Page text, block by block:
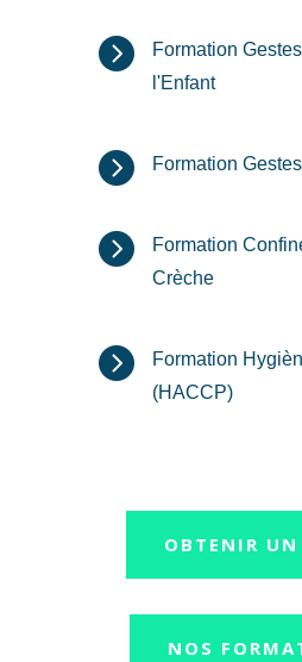

Formation
l'Enfant
 Formation

Formation
Crèche

Formation
(HACCP)
OBTENIR UN
NOS